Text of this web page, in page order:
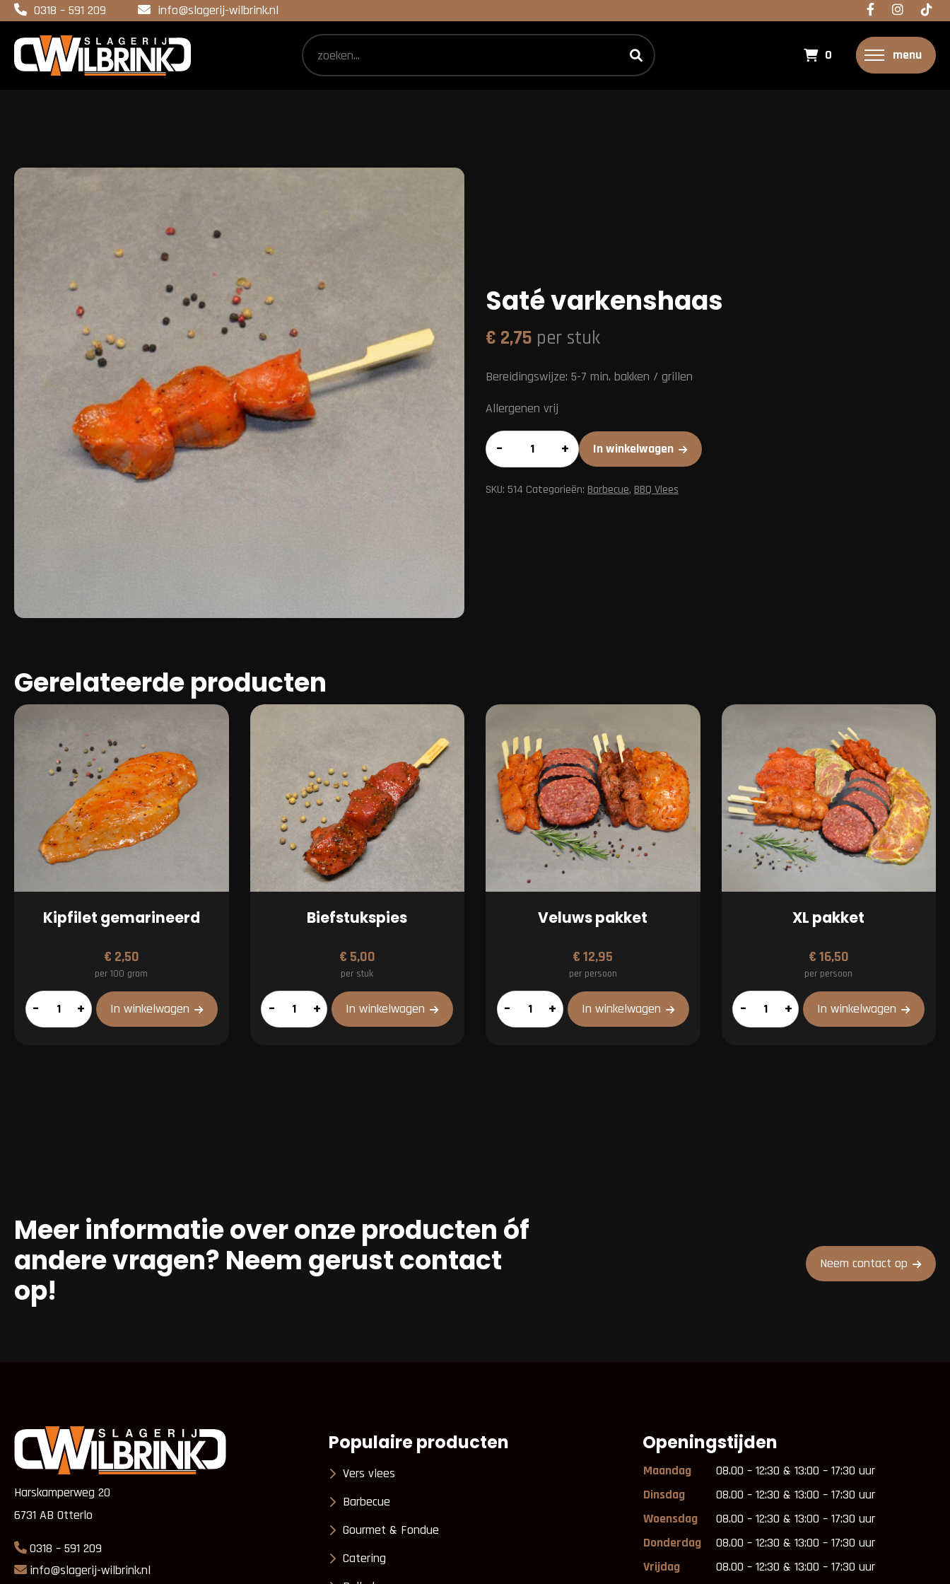
0318 – 591 209 info@slagerij-wilbrink.nl
0 menu
Saté varkenshaas
€ 2,75 per stuk
Bereidingswijze: 5-7 min. bakken / grillen
Allergenen vrij
Saté
varkenshaas
aantal
– + In winkelwagen
SKU: 514 Categorieën: Barbecue, BBQ Vlees
Gerelateerde producten
Kipfilet gemarineerd
€ 2,50
per 100 gram
Kipfilet
gemarineerd
– + In winkelwagen
Biefstukspies
€ 5,00
per stuk
Biefstukspies
aantal
– + In winkelwagen
Veluws pakket
€12,95
per persoon
Veluws
pakket
– + In winkelwagen
XL pakket
€16,50
per persoon
XL
pakket
– + In winkelwagen
Meer informatie over onze producten óf
andere vragen? Neem gerust contact
op!
Neem contact op
Harskamperweg 20
6731 AB Otterlo
0318 – 591 209
info@slagerij-wilbrink.nl
Populaire producten
Vers vlees
Barbecue
Gourmet & Fondue
Catering
Openingstijden
Maandag
08.00 – 12:30 & 13:00 – 17:30 uur
Dinsdag
08.00 – 12:30 & 13:00 – 17:30 uur
Woensdag
08.00 – 12:30 & 13:00 – 17:30 uur
Donderdag
08.00 – 12:30 & 13:00 – 17:30 uur
Vrijdag
08.00 – 12:30 & 13:00 – 17:30 uur